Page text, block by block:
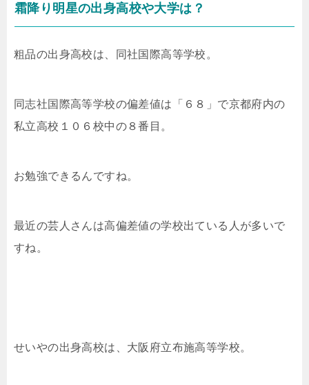
霜降り明星の出身高校や大学は？
粗品の出身高校は、同社国際高等学校。
同志社国際高等学校の偏差値は「６８」で京都府内の
私立高校１０６校中の８番目。
お勉強できるんですね。
最近の芸人さんは高偏差値の学校出ている人が多いで
すね。
せいやの出身高校は、大阪府立布施高等学校。